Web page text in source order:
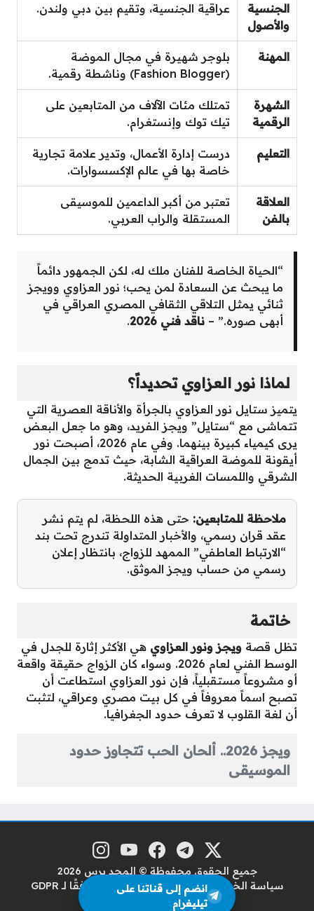
الجنسية
والأصول
عراقية الجنسية، وتقيم بين دبي ولندن.
المهنة
بلوجر شهيرة في مجال الموضة
(Fashion Blogger) وناشطة رقمية.
الشهرة
الرقمية
تمتلك مئات الآلاف من المتابعين على
تيك توك وإنستغرام.
التعليم
درست إدارة الأعمال، وتدير علامة تجارية
خاصة بها في عالم الإكسسوارات.
العلاقة
بالفن
تعتبر من أكبر الداعمين للموسيقى
المستقلة والراب العربي.
“الحياة الخاصة للفنان ملك له، لكن الجمهور دائماً
ما يبحث عن السعادة لمن يحب؛ نور العزاوي وويجز
ثنائي يمثل التلاقي الثقافي المصري العراقي في
أبهى صوره.” – ناقد فني 2026 .
لماذا نور العزاوي تحديداً؟
يتميز ستايل نور العزاوي بالجرأة والأناقة العصرية التي
تتماشى مع “ستايل” ويجز الفريد، وهو ما جعل البعض
يرى كيمياء كبيرة بينهما. وفي عام 2026، أصبحت نور
أيقونة للموضة العراقية الشابة، حيث تدمج بين الجمال
الشرقي واللمسات الغربية الحديثة.
ملاحظة للمتابعين: حتى هذه اللحظة، لم يتم نشر
عقد قران رسمي، والأخبار المتداولة تندرج تحت بند
“الارتباط العاطفي” الممهد للزواج، بانتظار إعلان
رسمي من حساب ويجز الموثق.
خاتمة
تظل قصة ويجز ونور العزاوي هي الأكثر إثارة للجدل في
الوسط الفني لعام 2026. وسواء كان الزواج حقيقة واقعة
أو مشروعاً مستقبلياً، فإن نور العزاوي استطاعت أن
تصبح اسماً معروفاً في كل بيت مصري وعراقي، لتثبت
أن لغة القلوب لا تعرف حدود الجغرافيا.
ويجز 2026.. ألحان الحب تتجاوز حدود
الموسيقى
مواقع التواصل منصة إكس
تلغرامفيسبوكيوتيوبإنستغرام
جميع الحقوق محفوظة © المجد برس 2026
سياسة الخصوصيةسياسة حماية البيانات وفقًا لـ GDPR
من نحن
انضم إلى قناتنا على
تيليغرام